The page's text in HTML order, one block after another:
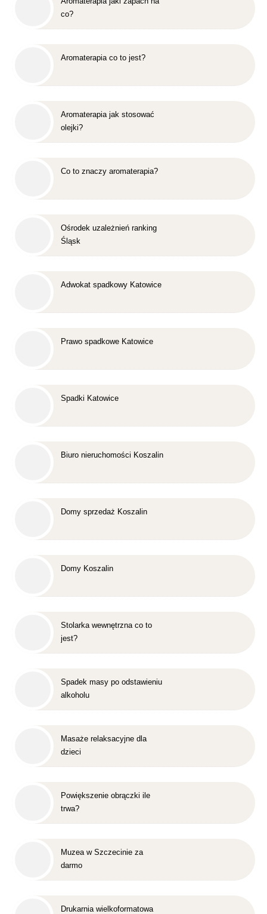
co?
Aromaterapia co to jest?
Aromaterapia jak stosować
olejki?
Co to znaczy aromaterapia?
Ośrodek uzależnień ranking
Śląsk
Adwokat spadkowy Katowice
Prawo spadkowe Katowice
Spadki Katowice
Biuro nieruchomości Koszalin
Domy sprzedaż Koszalin
Domy Koszalin
Stolarka wewnętrzna co to
jest?
Spadek masy po odstawieniu
alkoholu
Masaże relaksacyjne dla
dzieci
Powiększenie obrączki ile
trwa?
Muzea w Szczecinie za
darmo
Drukarnia wielkoformatowa